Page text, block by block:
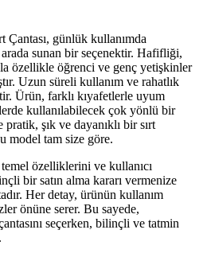
günlük kullanımda
sunan bir seçenektir. Hafifliği,
özellikle öğrenci ve genç yetişkinler
Uzun süreli kullanım ve rahatlık
Ürün, farklı kıyafetlerle uyum
kullanılabilecek çok yönlü bir
şık ve dayanıklı bir sırt
model tam size göre.
özelliklerini ve kullanıcı
bir satın alma kararı vermenize
Her detay, ürünün kullanım
önüne serer. Bu sayede,
seçerken, bilinçli ve tatmin